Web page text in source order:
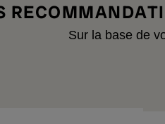
Sur la base de